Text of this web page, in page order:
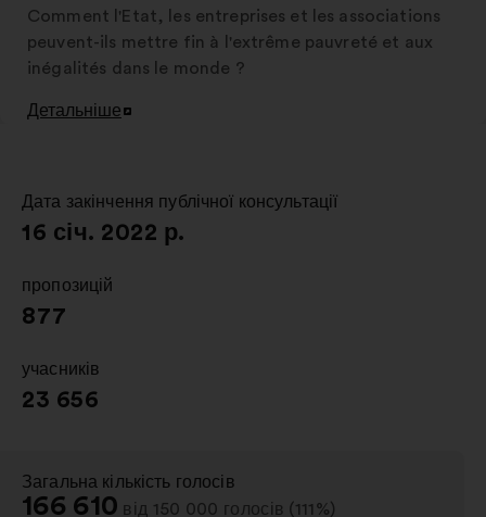
Comment l'Etat, les entreprises et les associations
peuvent-ils mettre fin à l'extrême pauvreté et aux
inégalités dans le monde ?
Детальніше
Відкрити
вкладці
Дата закінчення публічної консультації
:
16 січ. 2022 р.
пропозицій
:
877
учасників
:
23 656
Загальна кількість голосів
:
166 610 від 150 000 голосів (111%)